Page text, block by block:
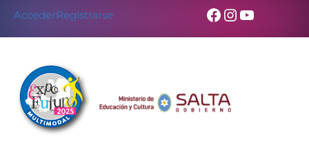
AccederRegistrarse Facebook
Instagram
YouTube